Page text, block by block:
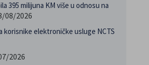
395 milijuna KM više u odnosu na
08/2026
korisnike elektroničke usluge NCTS
2026